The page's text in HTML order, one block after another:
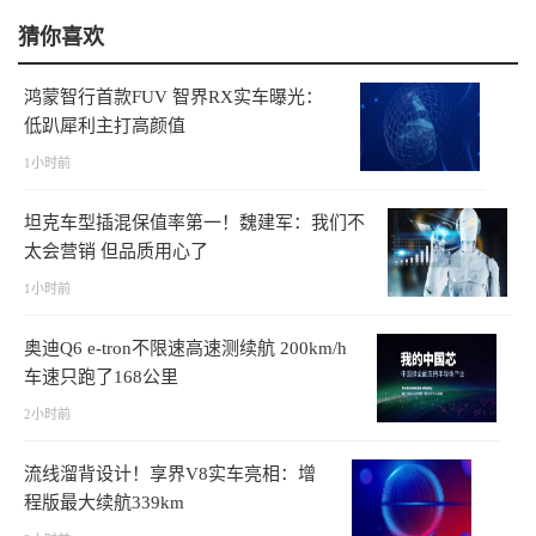
猜你喜欢
鸿蒙智行首款FUV 智界RX实车曝光：
低趴犀利主打高颜值
1小时前
坦克车型插混保值率第一！魏建军：我们不
太会营销 但品质用心了
1小时前
奥迪Q6 e-tron不限速高速测续航 200km/h
车速只跑了168公里
2小时前
流线溜背设计！享界V8实车亮相：增
程版最大续航339km